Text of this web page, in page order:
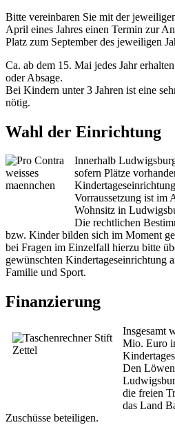
Bitte vereinbaren Sie mit der
April eines Jahres einen Termin zur
Platz zum September des jeweiligen
Ca. ab dem 15. Mai jedes Jahr
oder Absage.
Bei Kindern unter 3 Jahren ist eine
nötig.
Wahl der Einrichtung
Innerhalb
sofern Plätze
Vorraussetzung ist im
Wohnsitz in
Die rechtlichen
bzw. Kinder bilden sich im Moment
bei Fragen im Einzelfall hierzu bitte
gewünschten Kindertageseinrichtung
Familie und Sport.
Finanzierung
Insgesamt
Mio. Euro
Den
die freien
das Land
Zuschüsse beteiligen.